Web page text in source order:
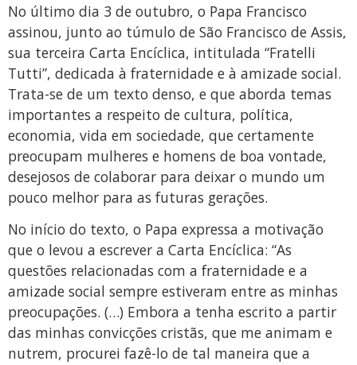
No último dia 3 de outubro, o Papa Francisco
assinou, junto ao túmulo de São Francisco de Assis,
sua terceira Carta Encíclica, intitulada “Fratelli
Tutti”, dedicada à fraternidade e à amizade social.
Trata-se de um texto denso, e que aborda temas
importantes a respeito de cultura, política,
economia, vida em sociedade, que certamente
preocupam mulheres e homens de boa vontade,
desejosos de colaborar para deixar o mundo um
pouco melhor para as futuras gerações.
No início do texto, o Papa expressa a motivação
que o levou a escrever a Carta Encíclica: “As
questões relacionadas com a fraternidade e a
amizade social sempre estiveram entre as minhas
preocupações. (…) Embora a tenha escrito a partir
das minhas convicções cristãs, que me animam e
nutrem, procurei fazê-lo de tal maneira que a